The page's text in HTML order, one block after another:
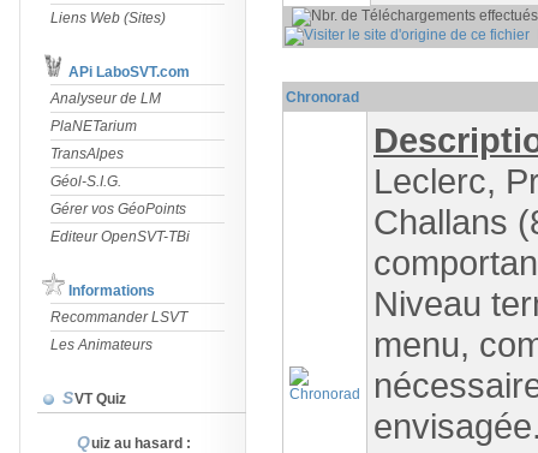
Liens Web (Sites)
APi LaboSVT.com
Analyseur de LM
PlaNETarium
TransAlpes
Géol-S.I.G.
Gérer vos GéoPoints
Editeur OpenSVT-TBi
Informations
Recommander LSVT
Les Animateurs
SVT Quiz
Quiz au hasard :
Chronorad
Leclerc,
Challans
Niveau
menu,